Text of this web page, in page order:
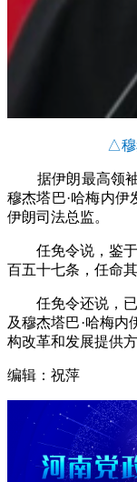
△穆
据伊朗最高领袖
穆杰塔巴·哈梅内伊
伊朗司法总监。
任免令说，鉴于
百五十七条，任命
任免令还说，已
及穆杰塔巴·哈梅内
构改革和发展提供方
编辑：祝萍